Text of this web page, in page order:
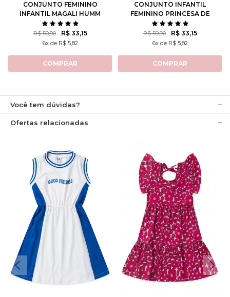
CONJUNTO FEMININO
INFANTIL MAGALI HUMM
AMO MELANCIA- TURMA
DA MÔNICA
R$ 59,90 R$ 33,15
6x de R$ 5,82
COMPRAR
CONJUNTO INFANTIL
FEMININO PRINCESA DE
ATITUDE - TURMA DA
MÔNICA
R$ 59,90 R$ 33,15
6x de R$ 5,82
COMPRAR
Você tem dúvidas?
Ofertas relacionadas